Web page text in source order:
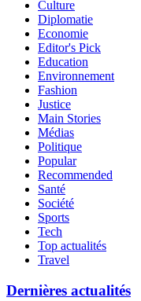
Culture
Diplomatie
Economie
Editor's Pick
Education
Environnement
Fashion
Justice
Main Stories
Médias
Politique
Popular
Recommended
Santé
Société
Sports
Tech
Top actualités
Travel
Dernières actualités